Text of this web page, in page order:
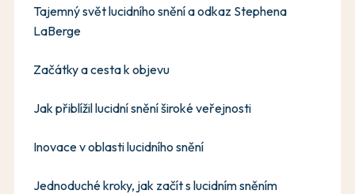
Tajemný svět lucidního snění a odkaz Stephena
LaBerge
Začátky a cesta k objevu
Jak přiblížil lucidní snění široké veřejnosti
Inovace v oblasti lucidního snění
Jednoduché kroky, jak začít s lucidním sněním